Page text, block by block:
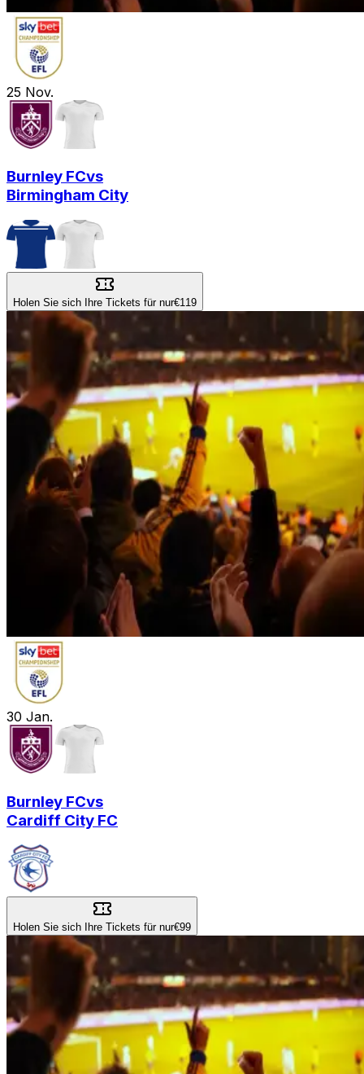
25 Nov.
Burnley FCvs
Birmingham City
Holen Sie sich Ihre Tickets für nur€119
30 Jan.
Burnley FCvs
Cardiff City FC
Holen Sie sich Ihre Tickets für nur€99